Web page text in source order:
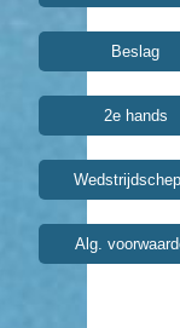
Beslag
2e hands
Alg.